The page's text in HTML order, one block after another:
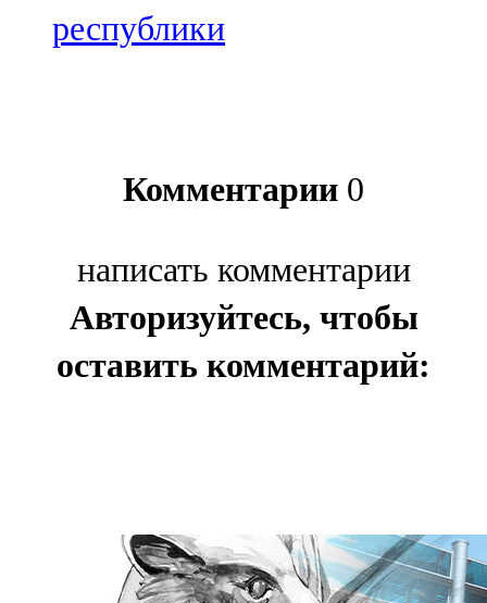
республики
Комментарии 0
написать комментарии
Авторизуйтесь, чтобы
оставить комментарий: